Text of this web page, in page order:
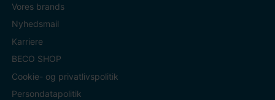
Vores brands
Nyhedsmail
Karriere
BECO SHOP
Cookie- og privatlivspolitik
Persondatapolitik